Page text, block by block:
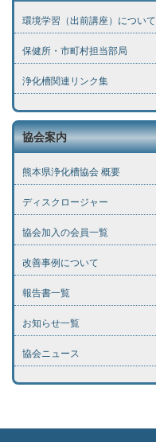
環境学習（出前講座）について
保健所・市町村担当部局
浄化槽関連リンク集
協会案内
熊本県浄化槽協会 概要
ディスクロージャー
協会加入の会員一覧
改善事例について
報告書一覧
お知らせ一覧
協会ニュース